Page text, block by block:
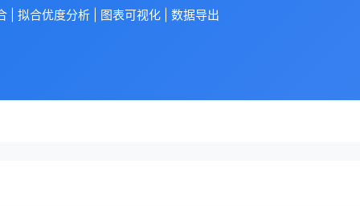
| 拟合优度分析 | 图表可视化 | 数据导出